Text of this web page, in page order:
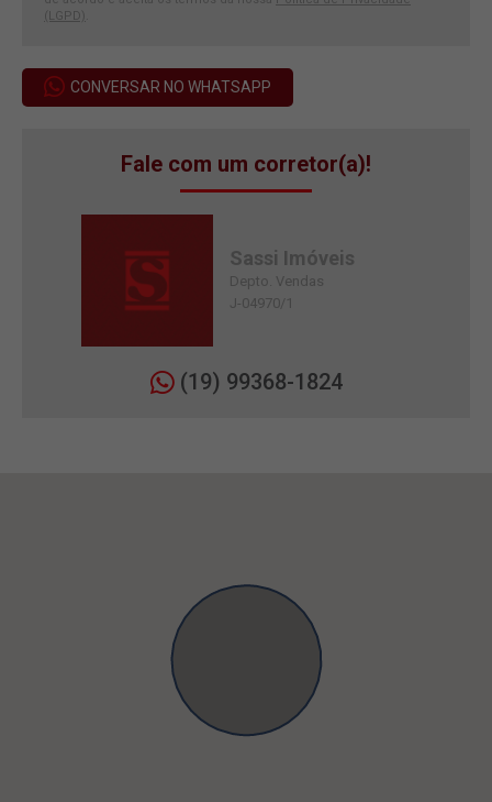
(LGPD)
CONVERSAR NO WHATSAPP
Fale com um corretor(a)!
Sassi Imóveis
Depto. Vendas
J-04970/1
(19) 99368-1824